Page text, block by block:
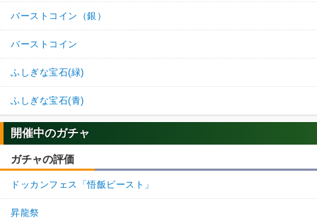
バーストコイン（銀）
バーストコイン
ふしぎな宝石(緑)
ふしぎな宝石(青)
開催中のガチャ
ガチャの評価
ドッカンフェス「悟飯ビースト」
昇龍祭